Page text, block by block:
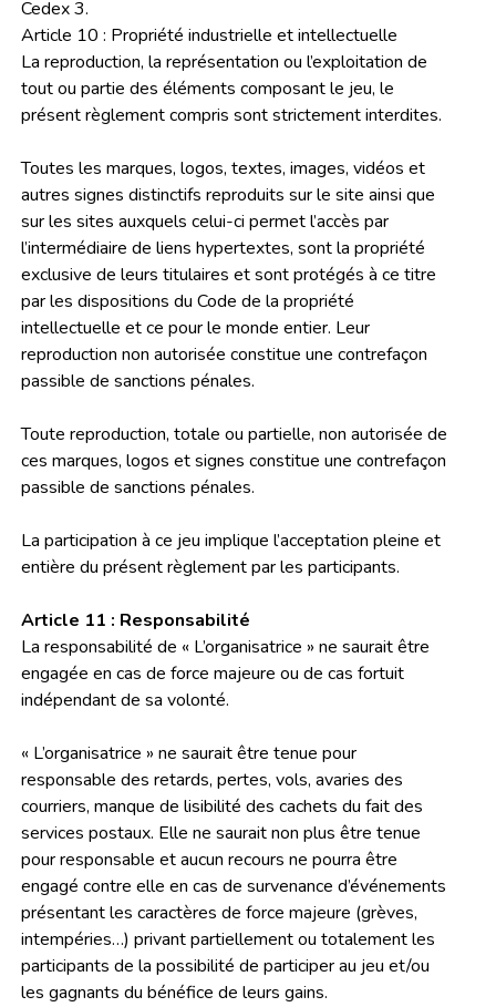
Cedex 3.
Article 10 : Propriété industrielle et intellectuelle
La reproduction, la représentation ou l’exploitation de
tout ou partie des éléments composant le jeu, le
présent règlement compris sont strictement interdites.
Toutes les marques, logos, textes, images, vidéos et
autres signes distinctifs reproduits sur le site ainsi que
sur les sites auxquels celui-ci permet l’accès par
l’intermédiaire de liens hypertextes, sont la propriété
exclusive de leurs titulaires et sont protégés à ce titre
par les dispositions du Code de la propriété
intellectuelle et ce pour le monde entier. Leur
reproduction non autorisée constitue une contrefaçon
passible de sanctions pénales.
Toute reproduction, totale ou partielle, non autorisée de
ces marques, logos et signes constitue une contrefaçon
passible de sanctions pénales.
La participation à ce jeu implique l’acceptation pleine et
entière du présent règlement par les participants.
Article 11 : Responsabilité
La responsabilité de « L’organisatrice » ne saurait être
engagée en cas de force majeure ou de cas fortuit
indépendant de sa volonté.
« L’organisatrice » ne saurait être tenue pour
responsable des retards, pertes, vols, avaries des
courriers, manque de lisibilité des cachets du fait des
services postaux. Elle ne saurait non plus être tenue
pour responsable et aucun recours ne pourra être
engagé contre elle en cas de survenance d’événements
présentant les caractères de force majeure (grèves,
intempéries…) privant partiellement ou totalement les
participants de la possibilité de participer au jeu et/ou
les gagnants du bénéfice de leurs gains.